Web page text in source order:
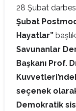
28 Şubat
Şubat
Hayatlar”
Savunanlar
Başkanı Prof.
seçenek
Demokratik